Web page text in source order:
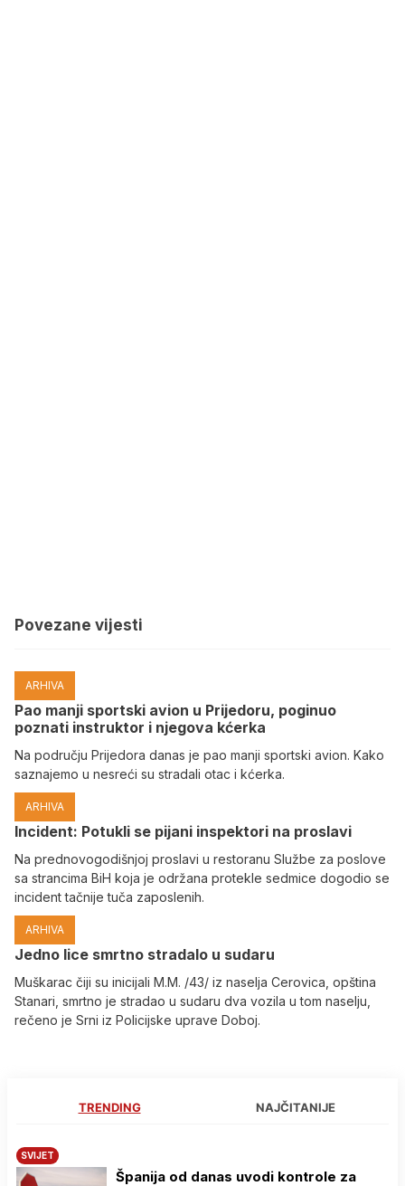
Povezane vijesti
ARHIVA
Pao manji sportski avion u Prijedoru, poginuo
poznati instruktor i njegova kćerka
Na području Prijedora danas je pao manji sportski avion. Kako
saznajemo u nesreći su stradali otac i kćerka.
ARHIVA
Incident: Potukli se pijani inspektori na proslavi
Na prednovogodišnjoj proslavi u restoranu Službe za poslove
sa strancima BiH koja je održana protekle sedmice dogodio se
incident tačnije tuča zaposlenih.
ARHIVA
Јedno lice smrtno stradalo u sudaru
Muškarac čiji su inicijali M.M. /43/ iz naselja Cerovica, opština
Stanari, smrtno je stradao u sudaru dva vozila u tom naselju,
rečeno je Srni iz Policijske uprave Doboj.
TRENDING NAJČITANIJE
SVIJET
Španija od danas uvodi kontrole za